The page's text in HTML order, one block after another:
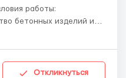
бетонных изделий и
Откликнуться